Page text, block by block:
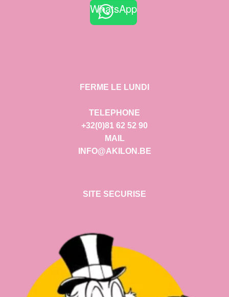
WhatsApp
FERME LE LUNDI
TELEPHONE
+32(0)81 62 52 90
MAIL
INFO@AKILON.BE
SITE SECURISE